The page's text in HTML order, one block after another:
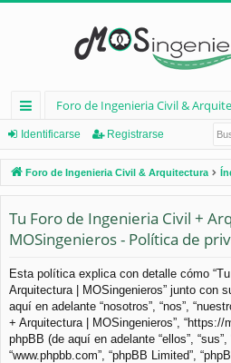
nl
ac
es
rá
pi
d
os
Foro de Ingenieria Civil &
Identificarse Registrarse
Foro de Ingenieria Civil & Arquitectura
Tu Foro de Ingenieria Civil +
MOSingenieros - Política de
Esta política explica con detalle cómo
Arquitectura | MOSingenieros” junto con
aquí en adelante “nosotros”, “nos”,
+ Arquitectura | MOSingenieros”, “https://
phpBB (de aquí en adelante “ellos”, “sus”,
“www.phpbb.com”, “phpBB Limited”,